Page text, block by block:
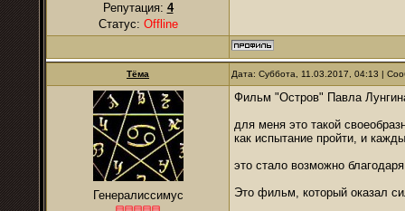
Репутация: 4
Статус: Offline
Тёма Дата: Суббота, 11.03.2017, 04:13 |
Генералиссимус
Фильм "Остров" Павла
для меня это такой
как испытание пройти, и
это стало возможно
Это фильм, который оказал